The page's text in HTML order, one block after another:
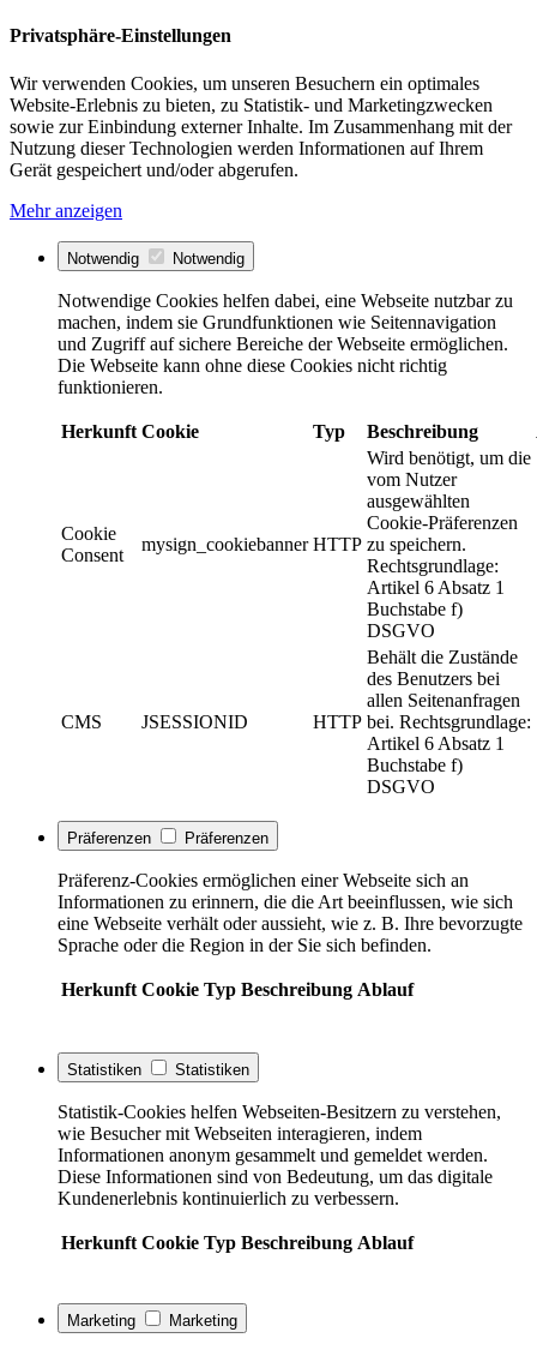
Privatsphäre-Einstellungen
Wir verwenden Cookies, um unseren Besuchern ein optimales
Website-Erlebnis zu bieten, zu Statistik- und Marketingzwecken
sowie zur Einbindung externer Inhalte. Im Zusammenhang mit der
Nutzung dieser Technologien werden Informationen auf Ihrem
Gerät gespeichert und/oder abgerufen.
Mehr anzeigen
Notwendig Notwendig
Notwendige Cookies helfen dabei, eine Webseite nutzbar zu
machen, indem sie Grundfunktionen wie Seitennavigation
und Zugriff auf sichere Bereiche der Webseite ermöglichen.
Die Webseite kann ohne diese Cookies nicht richtig
funktionieren.
Herkunft Cookie Typ Beschreibung
Cookie
Consent
mysign_cookiebanner HTTP
Wird benötigt, um die
vom Nutzer
ausgewählten
Cookie-Präferenzen
zu speichern.
Rechtsgrundlage:
Artikel 6 Absatz 1
Buchstabe f)
DSGVO
CMS JSESSIONID HTTP
Behält die Zustände
des Benutzers bei
allen Seitenanfragen
bei. Rechtsgrundlage:
Artikel 6 Absatz 1
Buchstabe f)
DSGVO
Präferenzen Präferenzen
Präferenz-Cookies ermöglichen einer Webseite sich an
Informationen zu erinnern, die die Art beeinflussen, wie sich
eine Webseite verhält oder aussieht, wie z. B. Ihre bevorzugte
Sprache oder die Region in der Sie sich befinden.
Herkunft Cookie Typ Beschreibung Ablauf
Statistiken Statistiken
Statistik-Cookies helfen Webseiten-Besitzern zu verstehen,
wie Besucher mit Webseiten interagieren, indem
Informationen anonym gesammelt und gemeldet werden.
Diese Informationen sind von Bedeutung, um das digitale
Kundenerlebnis kontinuierlich zu verbessern.
Herkunft Cookie Typ Beschreibung Ablauf
Marketing Marketing